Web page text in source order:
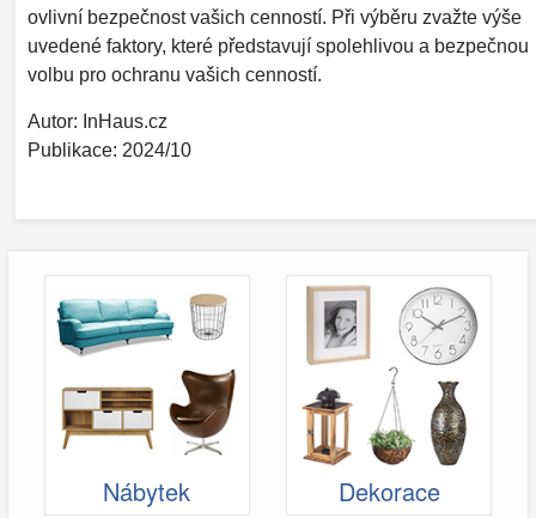
ovlivní bezpečnost vašich cenností. Při výběru zvažte výše
uvedené faktory, které představují spolehlivou a bezpečnou
volbu pro ochranu vašich cenností.
Autor: InHaus.cz
Publikace: 2024/10
Nábytek Dekorace